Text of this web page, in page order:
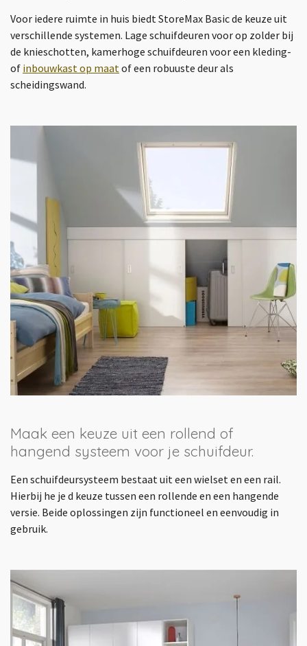
Voor iedere ruimte in huis biedt StoreMax Basic de keuze uit
verschillende systemen. Lage schuifdeuren voor op zolder bij
de knieschotten, kamerhoge schuifdeuren voor een kleding-
of inbouwkast op maat of een robuuste deur als
scheidingswand.
Maak een keuze uit een rollend of
hangend systeem voor je schuifdeur.
Een schuifdeursysteem bestaat uit een wielset en een rail.
Hierbij he je d keuze tussen een rollende en een hangende
versie. Beide oplossingen zijn functioneel en eenvoudig in
gebruik.